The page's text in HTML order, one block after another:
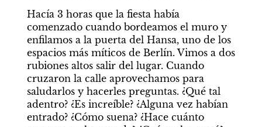
Hacía 3 horas que la fiesta había
comenzado cuando bordeamos el muro y
enfilamos a la puerta del Hansa, uno de los
espacios más míticos de Berlín. Vimos a dos
rubiones altos salir del lugar. Cuando
cruzaron la calle aprovechamos para
saludarlos y hacerles preguntas. ¿Qué tal
adentro? ¿Es increíble? ¿Alguna vez habían
entrado? ¿Cómo suena? ¿Hace cuánto